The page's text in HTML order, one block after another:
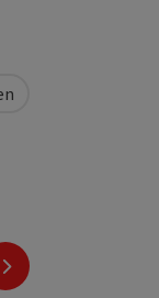
nächstes Element